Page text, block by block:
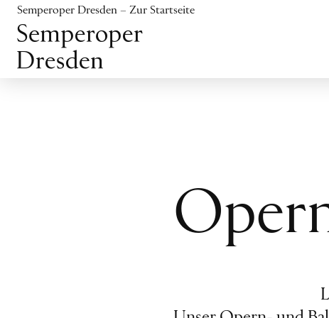
Inhalt anspringen
Fußbereich anspringen
Semperoper Dresden – Zur Startseite